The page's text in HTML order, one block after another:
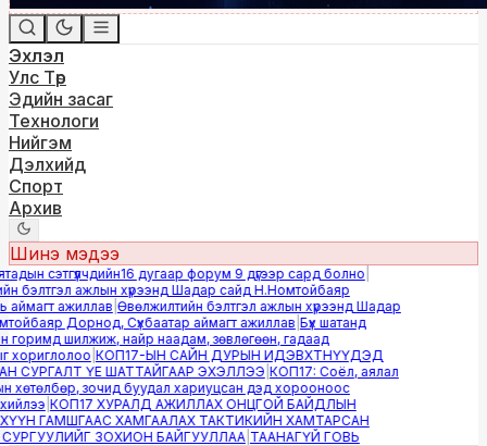
Эхлэл
Улс Төр
Эдийн засаг
Технологи
Нийгэм
Дэлхийд
Спорт
Архив
Шинэ мэдээ
сэтгүүлчдийн16 дугаар форум 9 дүгээр сард болно|
бэлтгэл ажлын хүрээнд Шадар сайд Н.Номтойбаяр
ажиллав|Өвөлжилтийн бэлтгэл ажлын хүрээнд Шадар
Дорнод, Сүхбаатар аймагт ажиллав|Бүх шатанд
шилжиж, найр наадам, зөвлөгөөн, гадаад
|КОП17-ЫН САЙН ДУРЫН ИДЭВХТНҮҮДЭД
СУРГАЛТ ҮЕ ШАТТАЙГААР ЭХЭЛЛЭЭ|КОП17: Соёл, аялал
зочид буудал хариуцсан дэд хорооноос
|КОП17 ХУРАЛД АЖИЛЛАХ ОНЦГОЙ БАЙДЛЫН
ГАМШГААС ХАМГААЛАХ ТАКТИКИЙН ХАМТАРСАН
ЗОХИОН БАЙГУУЛЛАА|ТААНАГҮЙ ГОВЬ